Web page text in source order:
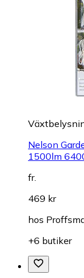
Nelson
1500lm
fr.
469 kr
hos
+6 butiker